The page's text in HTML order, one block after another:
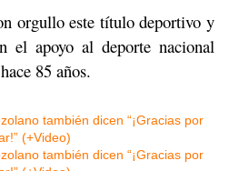
orgullo este título deportivo y
el apoyo al deporte nacional
85 años.